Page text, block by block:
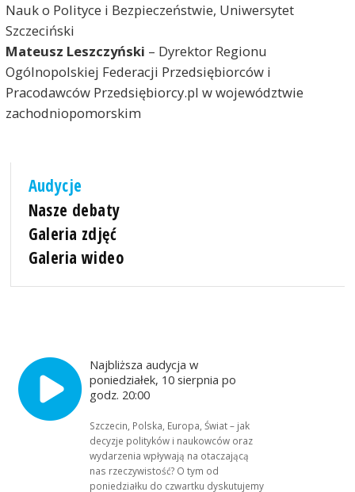
Nauk o Polityce i Bezpieczeństwie, Uniwersytet
Szczeciński
Mateusz Leszczyński – Dyrektor Regionu
Ogólnopolskiej Federacji Przedsiębiorców i
Pracodawców Przedsiębiorcy.pl w województwie
zachodniopomorskim
Audycje
Nasze debaty
Galeria zdjęć
Galeria wideo
Najbliższa audycja w
poniedziałek, 10 sierpnia po
godz. 20:00
Szczecin, Polska, Europa, Świat – jak
decyzje polityków i naukowców oraz
wydarzenia wpływają na otaczającą
nas rzeczywistość? O tym od
poniedziałku do czwartku dyskutujemy